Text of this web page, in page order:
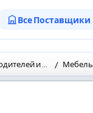
Все Поставщики
Мебель